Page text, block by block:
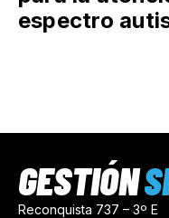
espectro
Reconquista 737 – 3º E
GESTIÓN